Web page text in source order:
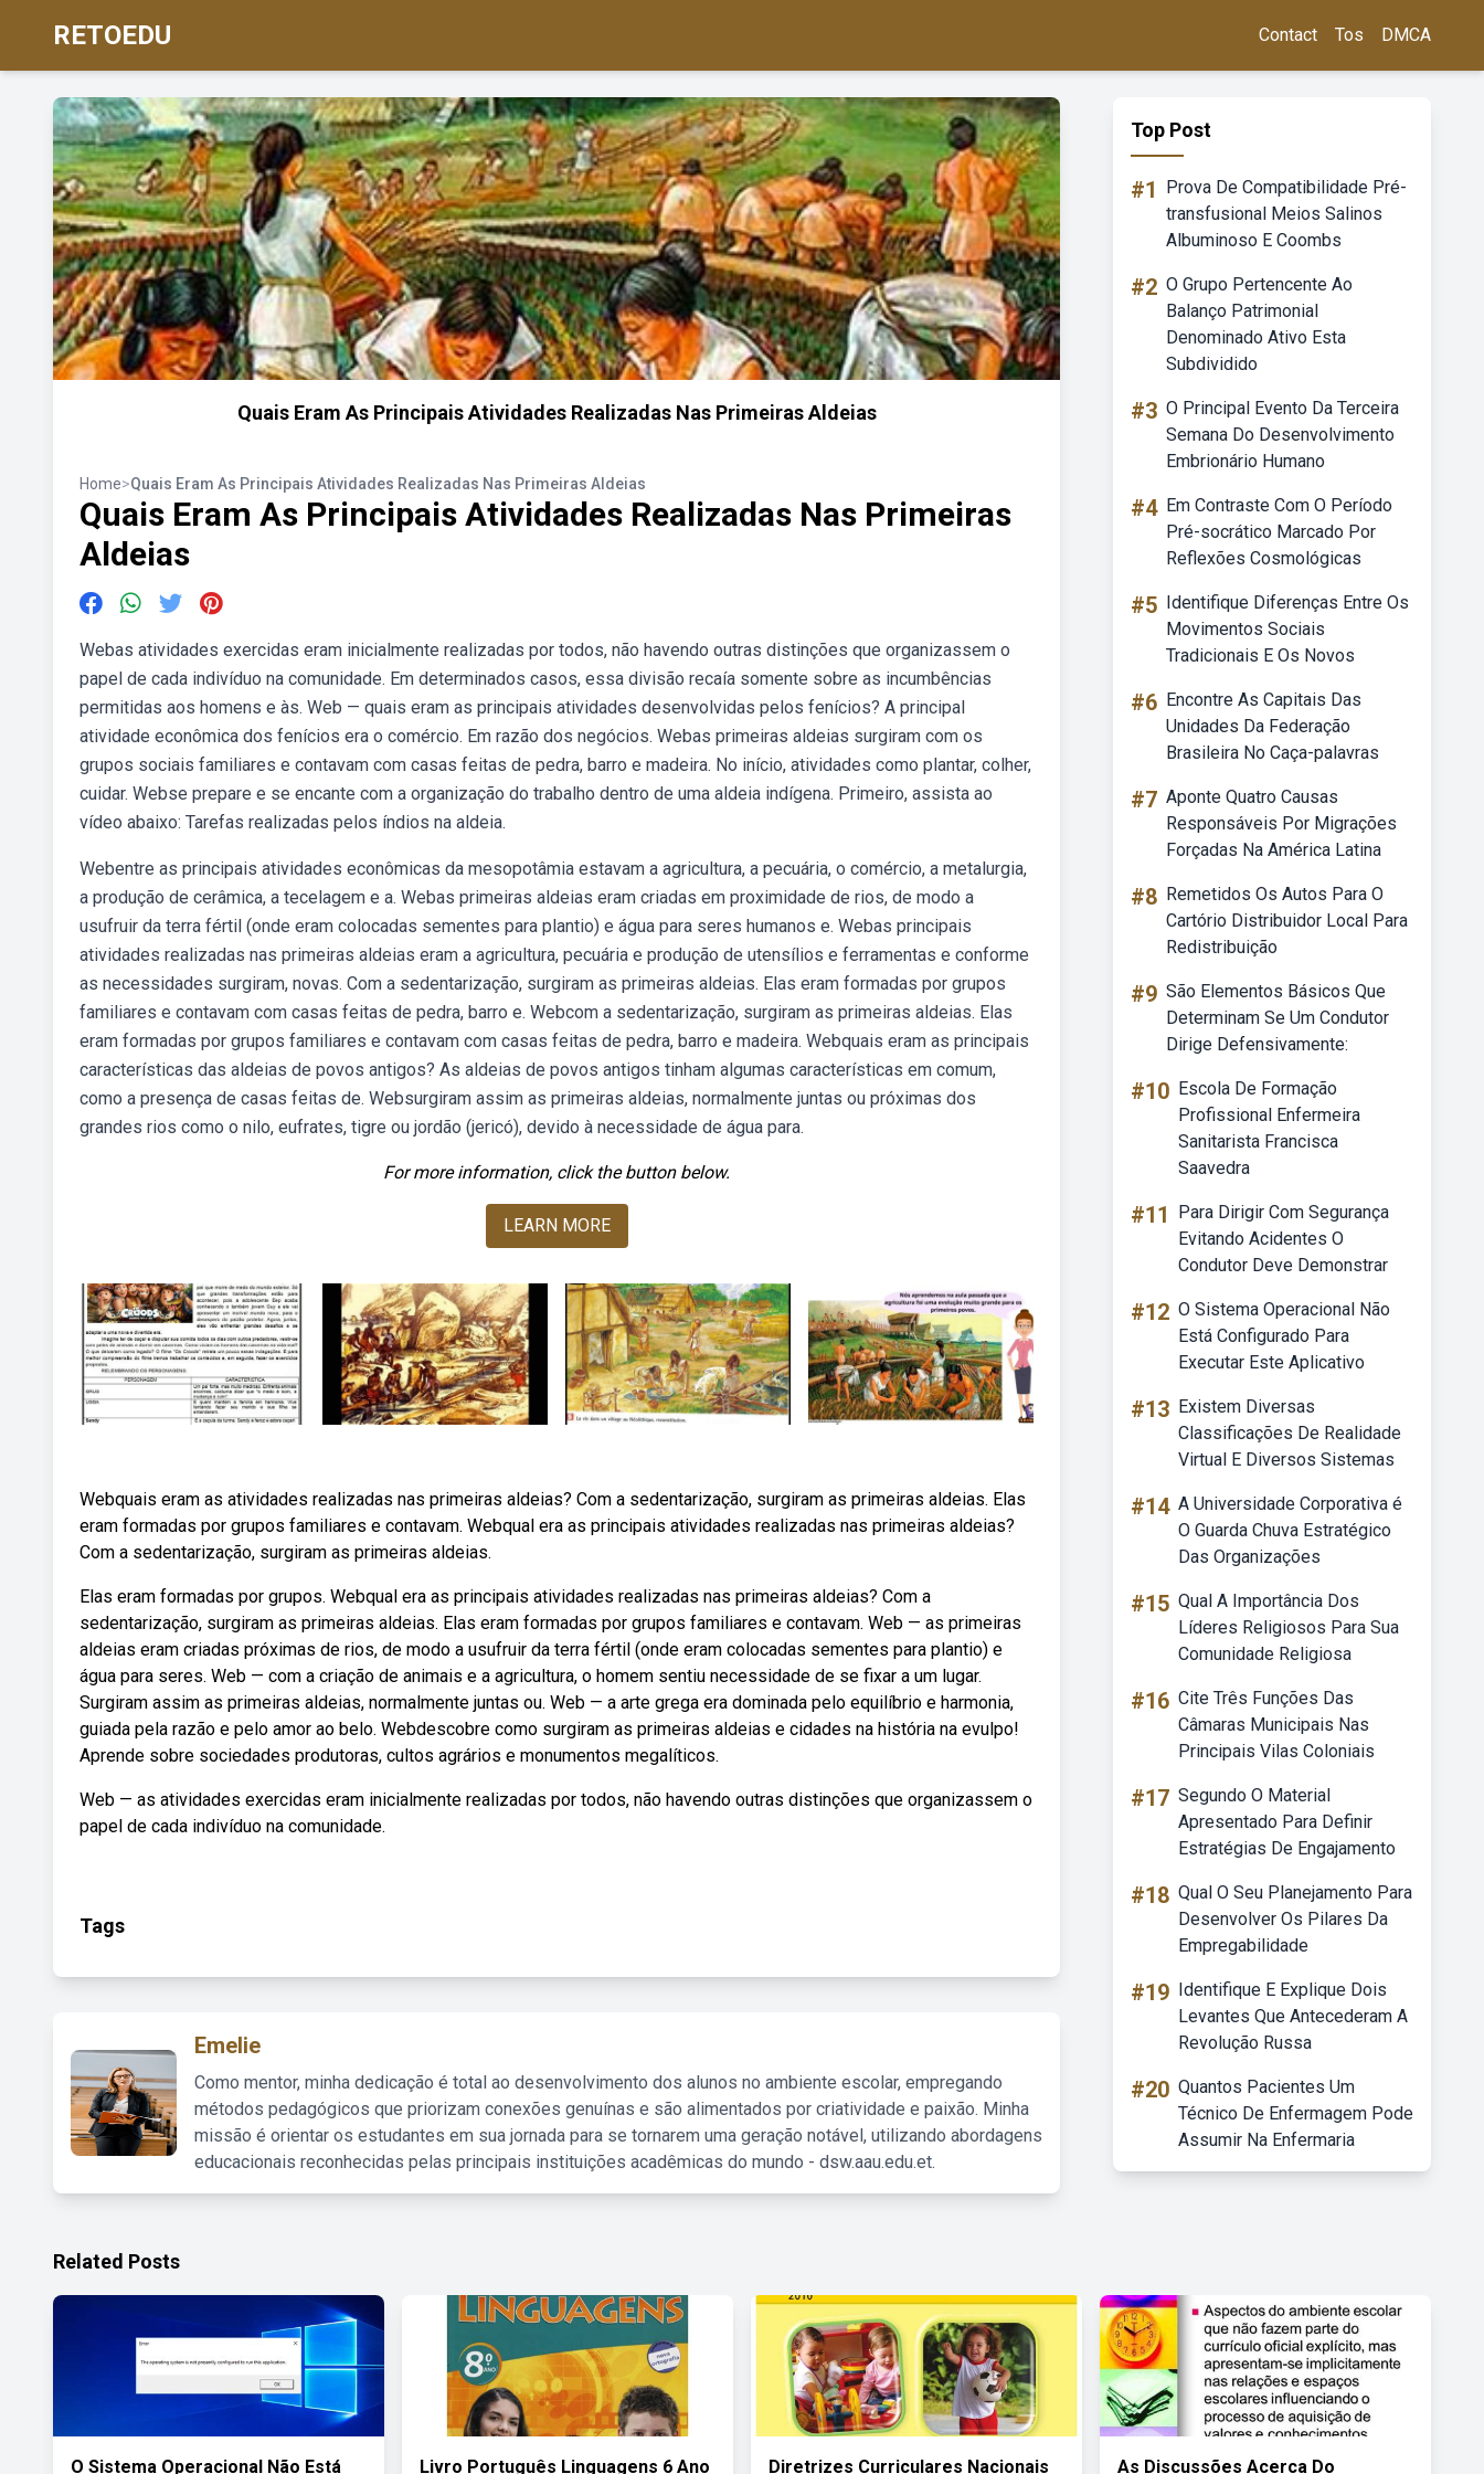
RETOEDU Contact Tos DMCA
Quais Eram As Principais Atividades Realizadas Nas Primeiras Aldeias
Home>Quais Eram As Principais Atividades Realizadas Nas Primeiras Aldeias
Quais Eram As Principais Atividades Realizadas Nas Primeiras
Aldeias
Webas atividades exercidas eram inicialmente realizadas por todos, não havendo outras distinções que organizassem o
papel de cada indivíduo na comunidade. Em determinados casos, essa divisão recaía somente sobre as incumbências
permitidas aos homens e às. Web — quais eram as principais atividades desenvolvidas pelos fenícios? A principal
atividade econômica dos fenícios era o comércio. Em razão dos negócios. Webas primeiras aldeias surgiram com os
grupos sociais familiares e contavam com casas feitas de pedra, barro e madeira. No início, atividades como plantar, colher,
cuidar. Webse prepare e se encante com a organização do trabalho dentro de uma aldeia indígena. Primeiro, assista ao
vídeo abaixo: Tarefas realizadas pelos índios na aldeia.
Webentre as principais atividades econômicas da mesopotâmia estavam a agricultura, a pecuária, o comércio, a metalurgia,
a produção de cerâmica, a tecelagem e a. Webas primeiras aldeias eram criadas em proximidade de rios, de modo a
usufruir da terra fértil (onde eram colocadas sementes para plantio) e água para seres humanos e. Webas principais
atividades realizadas nas primeiras aldeias eram a agricultura, pecuária e produção de utensílios e ferramentas e conforme
as necessidades surgiram, novas. Com a sedentarização, surgiram as primeiras aldeias. Elas eram formadas por grupos
familiares e contavam com casas feitas de pedra, barro e. Webcom a sedentarização, surgiram as primeiras aldeias. Elas
eram formadas por grupos familiares e contavam com casas feitas de pedra, barro e madeira. Webquais eram as principais
características das aldeias de povos antigos? As aldeias de povos antigos tinham algumas características em comum,
como a presença de casas feitas de. Websurgiram assim as primeiras aldeias, normalmente juntas ou próximas dos
grandes rios como o nilo, eufrates, tigre ou jordão (jericó), devido à necessidade de água para.
For more information, click the button below.
LEARN MORE
Webquais eram as atividades realizadas nas primeiras aldeias? Com a sedentarização, surgiram as primeiras aldeias. Elas
eram formadas por grupos familiares e contavam. Webqual era as principais atividades realizadas nas primeiras aldeias?
Com a sedentarização, surgiram as primeiras aldeias.
Elas eram formadas por grupos. Webqual era as principais atividades realizadas nas primeiras aldeias? Com a
sedentarização, surgiram as primeiras aldeias. Elas eram formadas por grupos familiares e contavam. Web — as primeiras
aldeias eram criadas próximas de rios, de modo a usufruir da terra fértil (onde eram colocadas sementes para plantio) e
água para seres. Web — com a criação de animais e a agricultura, o homem sentiu necessidade de se fixar a um lugar.
Surgiram assim as primeiras aldeias, normalmente juntas ou. Web — a arte grega era dominada pelo equilíbrio e harmonia,
guiada pela razão e pelo amor ao belo. Webdescobre como surgiram as primeiras aldeias e cidades na história na evulpo!
Aprende sobre sociedades produtoras, cultos agrários e monumentos megalíticos.
Web — as atividades exercidas eram inicialmente realizadas por todos, não havendo outras distinções que organizassem o
papel de cada indivíduo na comunidade.
Tags
Emelie
Como mentor, minha dedicação é total ao desenvolvimento dos alunos no ambiente escolar, empregando
métodos pedagógicos que priorizam conexões genuínas e são alimentados por criatividade e paixão. Minha
missão é orientar os estudantes em sua jornada para se tornarem uma geração notável, utilizando abordagens
educacionais reconhecidas pelas principais instituições acadêmicas do mundo - dsw.aau.edu.et.
Top Post
#1
Prova De Compatibilidade Pré-
transfusional Meios Salinos
Albuminoso E Coombs
#2 O Grupo Pertencente Ao
Balanço Patrimonial
Denominado Ativo Esta
Subdividido
#3 O Principal Evento Da Terceira
Semana Do Desenvolvimento
Embrionário Humano
#4 Em Contraste Com O Período
Pré-socrático Marcado Por
Reflexões Cosmológicas
#5 Identifique Diferenças Entre Os
Movimentos Sociais
Tradicionais E Os Novos
#6 Encontre As Capitais Das
Unidades Da Federação
Brasileira No Caça-palavras
#7 Aponte Quatro Causas
Responsáveis Por Migrações
Forçadas Na América Latina
#8 Remetidos Os Autos Para O
Cartório Distribuidor Local Para
Redistribuição
#9 São Elementos Básicos Que
Determinam Se Um Condutor
Dirige Defensivamente:
#10 Escola De Formação
Profissional Enfermeira
Sanitarista Francisca
Saavedra
#11
Para Dirigir Com Segurança
Evitando Acidentes O
Condutor Deve Demonstrar
#12 O Sistema Operacional Não
Está Configurado Para
Executar Este Aplicativo
#13 Existem Diversas
Classificações De Realidade
Virtual E Diversos Sistemas
#14 A Universidade Corporativa é
O Guarda Chuva Estratégico
Das Organizações
#15 Qual A Importância Dos
Líderes Religiosos Para Sua
Comunidade Religiosa
#16 Cite Três Funções Das
Câmaras Municipais Nas
Principais Vilas Coloniais
#17 Segundo O Material
Apresentado Para Definir
Estratégias De Engajamento
#18 Qual O Seu Planejamento Para
Desenvolver Os Pilares Da
Empregabilidade
#19 Identifique E Explique Dois
Levantes Que Antecederam A
Revolução Russa
#20 Quantos Pacientes Um
Técnico De Enfermagem Pode
Assumir Na Enfermaria
Related Posts
O Sistema Operacional Não Está Livro Português Linguagens 6 Ano Diretrizes Curriculares Nacionais As Discussões Acerca Do